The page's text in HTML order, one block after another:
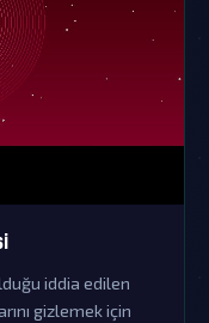
iddia edilen
gizlemek için